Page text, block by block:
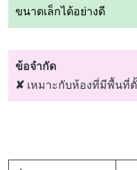
ขนาดเล็กได้อย่างดี
ข้อจำกัด
✘ เหมาะกับห้องที่มีพื้นที่ตั้